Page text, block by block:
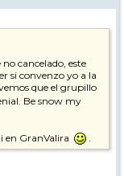
cancelado, este
si convenzo yo a la
que el grupillo
Be snow my
en GranValira .